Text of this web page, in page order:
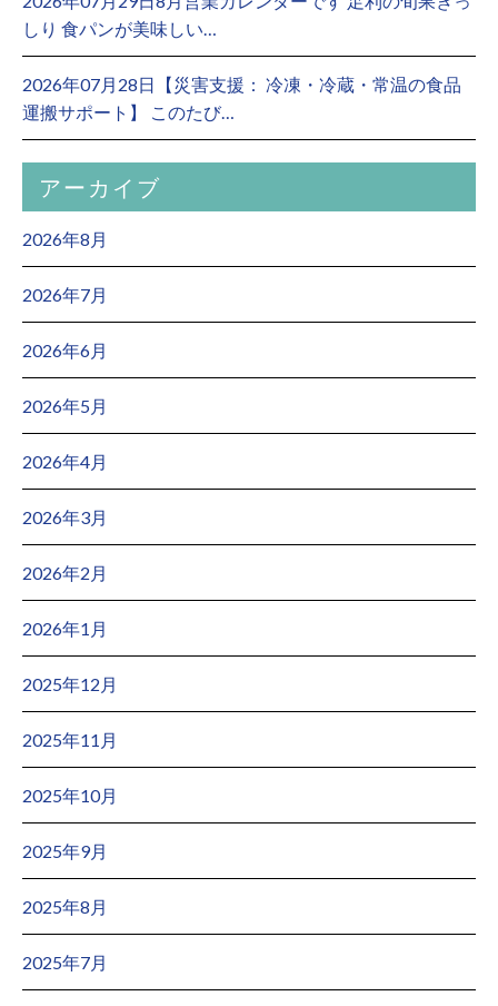
しり 食パンが美味しい…
2026年07月28日【災害支援： 冷凍・冷蔵・常温の食品
運搬サポート】 このたび…
アーカイブ
2026年8月
2026年7月
2026年6月
2026年5月
2026年4月
2026年3月
2026年2月
2026年1月
2025年12月
2025年11月
2025年10月
2025年9月
2025年8月
2025年7月